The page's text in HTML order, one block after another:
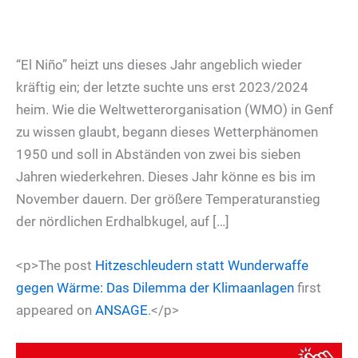
“El Niño” heizt uns dieses Jahr angeblich wieder
kräftig ein; der letzte suchte uns erst 2023/2024
heim. Wie die Weltwetterorganisation (WMO) in Genf
zu wissen glaubt, begann dieses Wetterphänomen
1950 und soll in Abständen von zwei bis sieben
Jahren wiederkehren. Dieses Jahr könne es bis im
November dauern. Der größere Temperaturanstieg
der nördlichen Erdhalbkugel, auf […]
<p>The post Hitzeschleudern statt Wunderwaffe
gegen Wärme: Das Dilemma der Klimaanlagen first
appeared on ANSAGE.</p>